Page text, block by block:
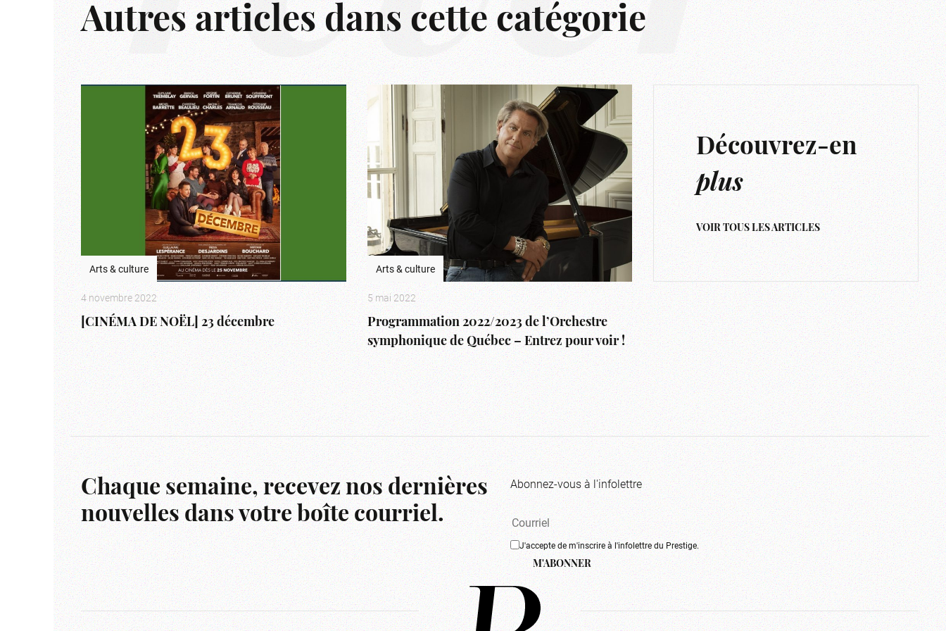
Autres articles dans cette catégorie
Arts & culture
4 novembre 2022
[CINÉMA DE NOËL] 23 décembre
Arts & culture
5 mai 2022
Programmation 2022/2023 de l’Orchestre
symphonique de Québec – Entrez pour voir !
Découvrez-en
plus
VOIR TOUS LES ARTICLES
Chaque semaine, recevez nos dernières
nouvelles dans votre boîte courriel.
Abonnez-vous à l'infolettre
J'accepte de m'inscrire à l'infolettre du Prestige.
M'ABONNER